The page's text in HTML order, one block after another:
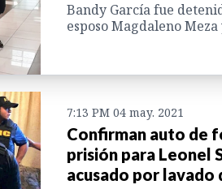
Bandy García fue
esposo Magdaleno
7:13 PM 04 may. 2021
Confirman auto de
prisión para Leonel
acusado por lavado